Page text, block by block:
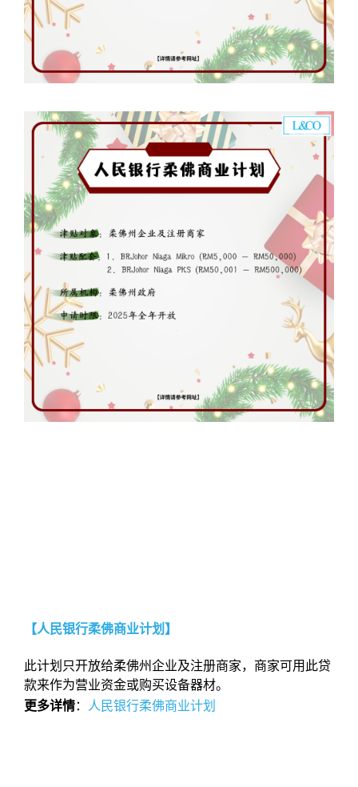
【人民银行柔佛商业计划】
此计划只开放给柔佛州企业及注册商家，商家可用此贷
款来作为营业资金或购买设备器材。
更多详情： 人民银行柔佛商业计划